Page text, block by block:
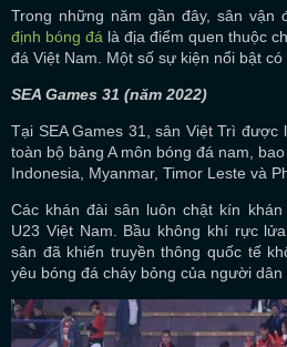
Trong những năm gần đây, sân vận
định bóng đá là địa điểm quen thuộc
đá Việt Nam. Một số sự kiện nổi bật
SEA Games 31 (năm 2022)
Tại SEA Games 31, sân Việt Trì
toàn bộ bảng A môn bóng đá nam,
Indonesia, Myanmar, Timor Leste và
Các khán đài sân luôn chật kín
U23 Việt Nam. Bầu không khí rực
sân đã khiến truyền thông quốc tế
yêu bóng đá cháy bỏng của người dân